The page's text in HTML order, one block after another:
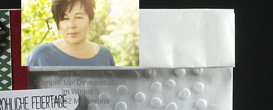
Anke Hämsch
Stampin' Up! Demonstratorin
Im Winkel 5
04862 Mockrehna